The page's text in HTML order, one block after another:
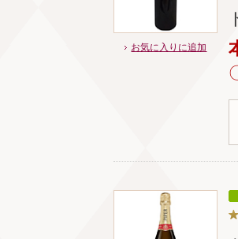
お気に入りに追加